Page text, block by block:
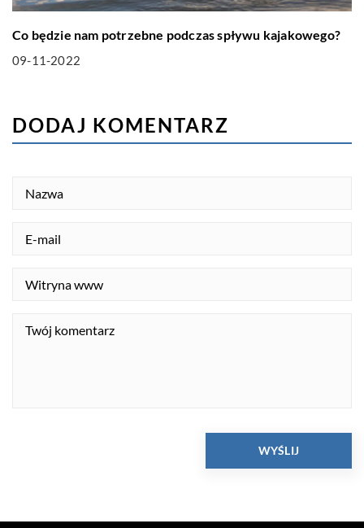
Co będzie nam potrzebne podczas spływu kajakowego?
09-11-2022
DODAJ KOMENTARZ